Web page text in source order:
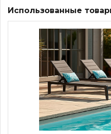
Использованные